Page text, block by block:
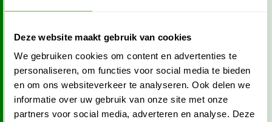
Deze website maakt gebruik van cookies
We gebruiken cookies om content en advertenties te
personaliseren, om functies voor social media te bieden
en om ons websiteverkeer te analyseren. Ook delen we
informatie over uw gebruik van onze site met onze
partners voor social media, adverteren en analyse. Deze
EN KIEZEN
Bij het afrekenen op onze webshop kun je eenvoudig aangeven of
je jouw bestelling wilt laten bezorgen of zelf wilt afhalen. Onze
'dakbazenkassa' zorgt ervoor dat je duidelijk alle opties ziet en
precies weet waar je aan toe bent. Wil je afhalen in Zelhem? Geen